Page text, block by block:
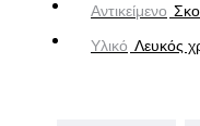
Αντικείμενο
Υλικό Λευκός